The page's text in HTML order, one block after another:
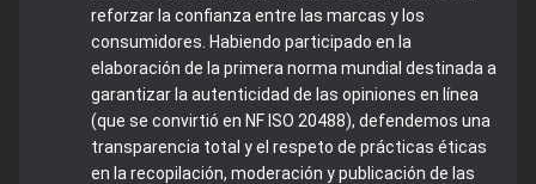
reforzar la confianza entre las marcas y los
consumidores. Habiendo participado en la
elaboración de la primera norma mundial destinada a
garantizar la autenticidad de las opiniones en línea
(que se convirtió en NF ISO 20488), defendemos una
transparencia total y el respeto de prácticas éticas
en la recopilación, moderación y publicación de las